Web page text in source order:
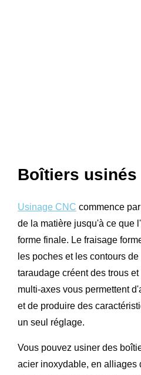
Boîtiers usinés
Usinage CNC commence
de la matière jusqu'à ce que
forme finale. Le fraisage
les poches et les contours
taraudage créent des trous
multi-axes vous permettent
et de produire des
un seul réglage.
Vous pouvez usiner des
acier inoxydable, en alliages